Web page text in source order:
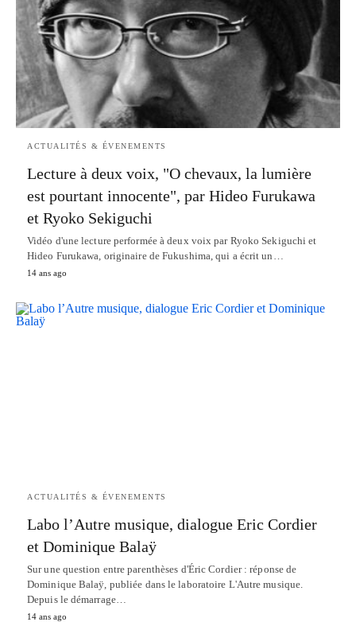
ACTUALITÉS & ÉVENEMENTS
Lecture à deux voix, "O chevaux, la lumière
est pourtant innocente", par Hideo Furukawa
et Ryoko Sekiguchi
Vidéo d'une lecture performée à deux voix par Ryoko Sekiguchi et
Hideo Furukawa, originaire de Fukushima, qui a écrit un…
14 ans ago
ACTUALITÉS & ÉVENEMENTS
Labo l’Autre musique, dialogue Eric Cordier
et Dominique Balaÿ
Sur une question entre parenthèses d'Éric Cordier : réponse de
Dominique Balaÿ, publiée dans le laboratoire L'Autre musique.
Depuis le démarrage…
14 ans ago